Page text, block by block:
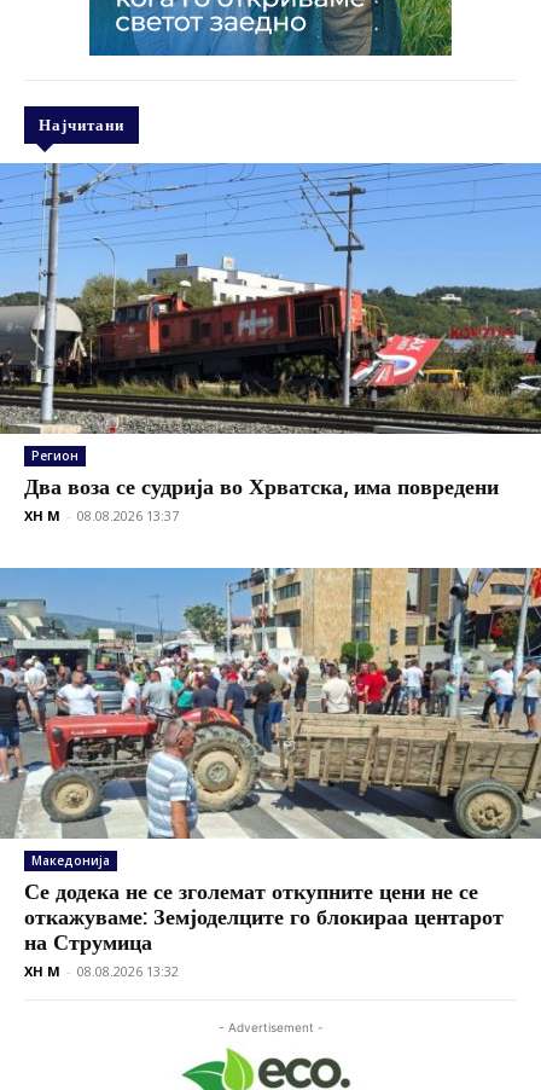
Најчитани
Регион
Два воза се судрија во Хрватска, има повредени
XH M - 08.08.2026 13:37
Македонија
Се додека не се зголемат откупните цени не се
откажуваме: Земјоделците го блокираа центарот
на Струмица
XH M - 08.08.2026 13:32
- Advertisement -